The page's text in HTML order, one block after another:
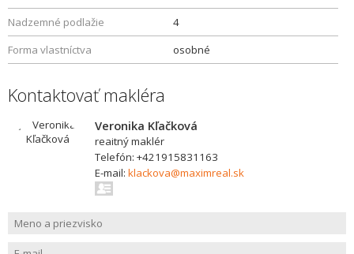
Nadzemné podlažie
4
Forma vlastníctva
osobné
Kontaktovať makléra
Veronika Kľačková
reaitný maklér
Telefón: +421915831163
E-mail: klackova@maximreal.sk